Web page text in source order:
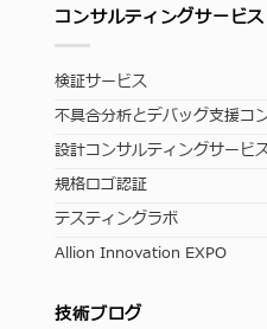
コンサルティングサービス
検証サービス
不具合分析とデバッグ支援コ
設計コンサルティングサービ
規格ロゴ認証
テスティングラボ
Allion Innovation EXPO
技術ブログ